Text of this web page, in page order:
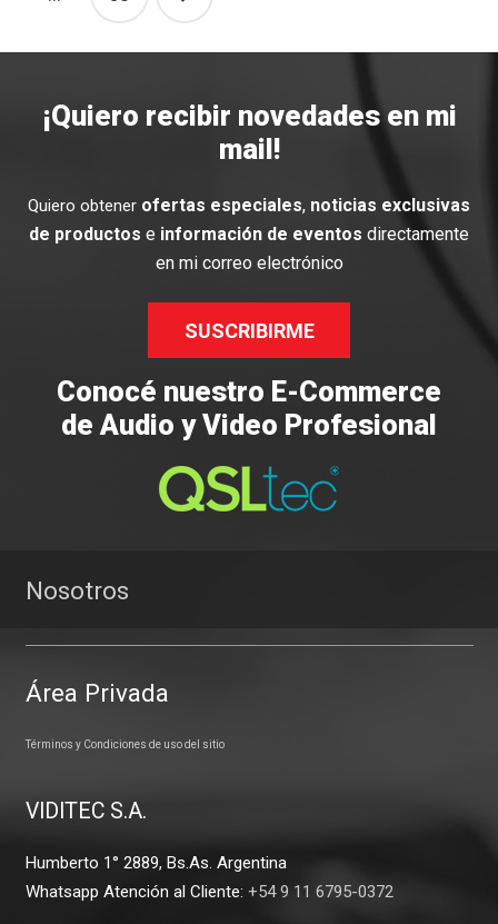
¡Quiero recibir novedades en mi
mail!
Quiero obtener ofertas especiales, noticias exclusivas
de productos e información de eventos directamente
en mi correo electrónico
SUSCRIBIRME
Conocé nuestro E-Commerce
de Audio y Video Profesional
Nosotros
Área Privada
Términos y Condiciones de uso del sitio
VIDITEC S.A.
Humberto 1° 2889, Bs.As. Argentina
Whatsapp Atención al Cliente: +54 9 11 6795-0372